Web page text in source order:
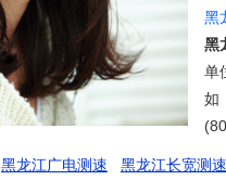
黑
黑
单
如
黑龙江广电测速 黑龙江长宽测速